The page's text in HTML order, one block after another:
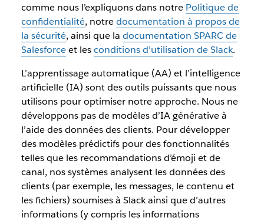
comme nous l’expliquons dans notre Politique de
confidentialité, notredocumentation à propos de
la sécurité, ainsi que la documentation SPARC de
Salesforceet lesconditions d’utilisation de Slack.
L’apprentissage automatique (AA) et l’intelligence
artificielle (IA) sont des outils puissants que nous
utilisons pour optimiser notre approche. Nous ne
développons pas de modèles d’IA générative à
l’aide des données des clients. Pour développer
des modèles prédictifs pour des fonctionnalités
telles que les recommandations d’émoji et de
canal, nos systèmes analysent les données des
clients (par exemple, les messages, le contenu et
les fichiers) soumises à Slack ainsi que d’autres
informations (y compris les informations